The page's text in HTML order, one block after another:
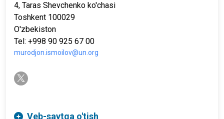
4, Taras Shevchenko ko'chasi
Toshkent 100029
O'zbekiston
Tel: +998 90 925 67 00
murodjon.ismoilov@un.org
twitter-x
Veb-saytga o'tish